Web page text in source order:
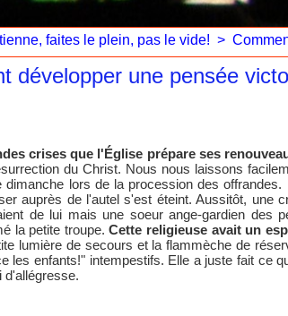
faites le plein, pas le vide! >
développer une pensée
crises que l'Église prépare ses
du Christ. Nous nous laissons
lors de la procession des
auprès de l'autel s'est éteint. Aussitôt, une
de lui mais une soeur ange-gardien des
la petite troupe.Cette religieuse avait un
lumière de secours et la flammèche de
les enfants!" intempestifs. Elle a juste fait ce
d'allégresse.